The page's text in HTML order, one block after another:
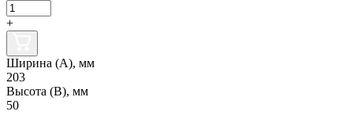
+
Ширина (А), мм
203
Высота (В), мм
50